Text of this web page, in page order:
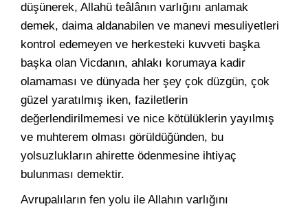
düşünerek, Allahü teâlânın varlığını anlamak
demek, daima aldanabilen ve manevi mesuliyetleri
kontrol edemeyen ve herkesteki kuvveti başka
başka olan Vicdanın, ahlakı korumaya kadir
olamaması ve dünyada her şey çok düzgün, çok
güzel yaratılmış iken, faziletlerin
değerlendirilmemesi ve nice kötülüklerin yayılmış
ve muhterem olması görüldüğünden, bu
yolsuzlukların ahirette ödenmesine ihtiyaç
bulunması demektir.
Avrupalıların fen yolu ile Allahın varlığını